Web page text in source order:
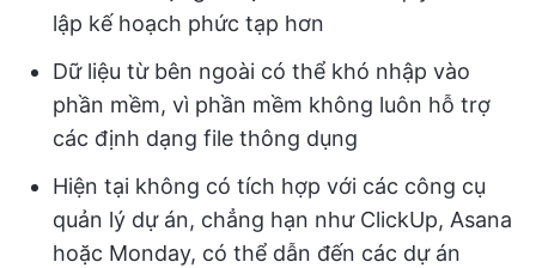
lập kế hoạch phức tạp hơn
Dữ liệu từ bên ngoài có thể khó nhập vào
phần mềm, vì phần mềm không luôn hỗ trợ
các định dạng file thông dụng
Hiện tại không có tích hợp với các công cụ
quản lý dự án, chẳng hạn như ClickUp, Asana
hoặc Monday, có thể dẫn đến các dự án